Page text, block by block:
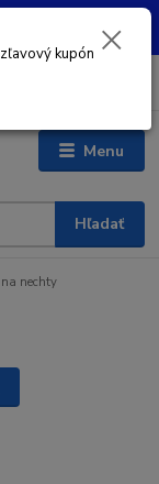
KUPÓN -
Menu
Hľadať
nechty
kupón